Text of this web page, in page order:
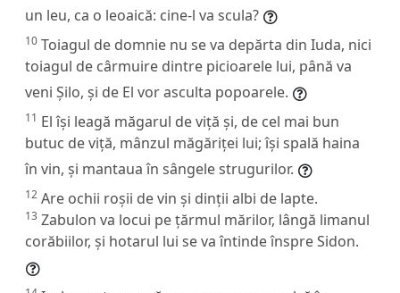
un leu, ca o leoaică: cine-l va scula?
10 Toiagul de domnie nu se va depărta din Iuda, nici
toiagul de cârmuire dintre picioarele lui, până va
veni Șilo, și de El vor asculta popoarele.
11 El își leagă măgarul de viță și, de cel mai bun
butuc de viță, mânzul măgăriței lui; își spală haina
în vin, și mantaua în sângele strugurilor.
12 Are ochii roșii de vin și dinții albi de lapte.
13 Zabulon va locui pe țărmul mărilor, lângă limanul
corăbiilor, și hotarul lui se va întinde înspre Sidon.